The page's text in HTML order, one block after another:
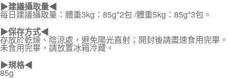
▶建議攝取量◀
每日建議攝取量：體重3kg：85g*2包 /體重5kg：85g*3包。
▶保存方式◀
存放於乾燥、陰涼處，避免陽光直射；開封後請盡速食用完畢。
未食用完畢，請放置冰箱冷藏。
▶規格◀
85g